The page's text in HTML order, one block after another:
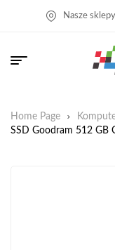
Nasze
Home Page
SSD Goodram 512 GB